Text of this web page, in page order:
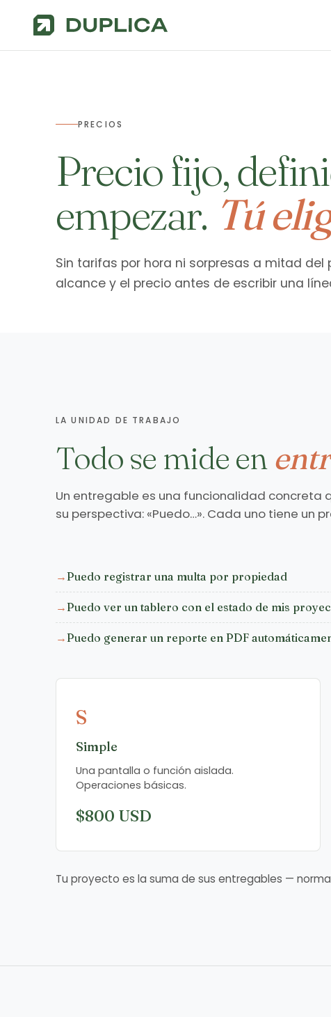
PRECIOS
Precio fijo,
empezar. Tú
Sin tarifas por hora ni sorpresas a mitad del
alcance y el precio antes de escribir una
LA UNIDAD DE TRABAJO
Todo se mide en
Un entregable es una funcionalidad concreta
su perspectiva: «Puedo…». Cada uno tiene un
Puedo registrar una multa por propiedad
Puedo ver un tablero con el estado de mis
Puedo generar un reporte en PDF
S
Simple
Una pantalla o función aislada.
Operaciones básicas.
$800 USD
Tu proyecto es la suma de sus entregables —